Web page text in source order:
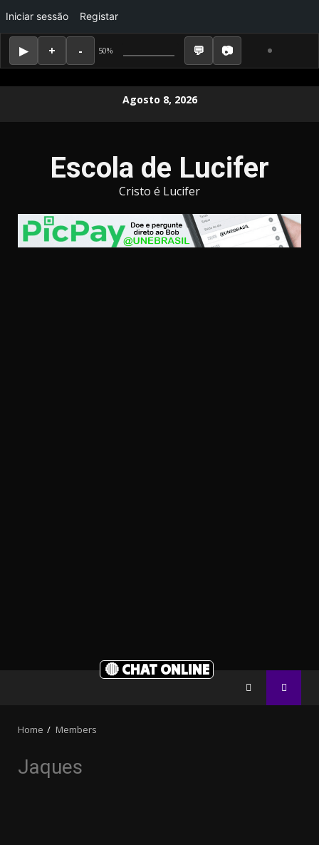
50%
Iniciar sessão Registar
Agosto 8, 2026
Escola de Lucifer
Cristo é Lucifer
🔴 CHAT ONLINE
Home Members
Jaques